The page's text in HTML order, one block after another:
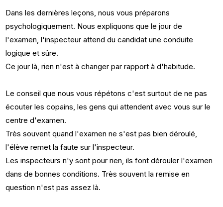
Dans les dernières leçons, nous vous préparons
psychologiquement. Nous expliquons que le jour de
l'examen, l'inspecteur attend du candidat une conduite
logique et sûre.
Ce jour là, rien n'est à changer par rapport à d'habitude.
Le conseil que nous vous répétons c'est surtout de ne pas
écouter les copains, les gens qui attendent avec vous sur le
centre d'examen.
Très souvent quand l'examen ne s'est pas bien déroulé,
l'élève remet la faute sur l'inspecteur.
Les inspecteurs n'y sont pour rien, ils font dérouler l'examen
dans de bonnes conditions. Très souvent la remise en
question n'est pas assez là.